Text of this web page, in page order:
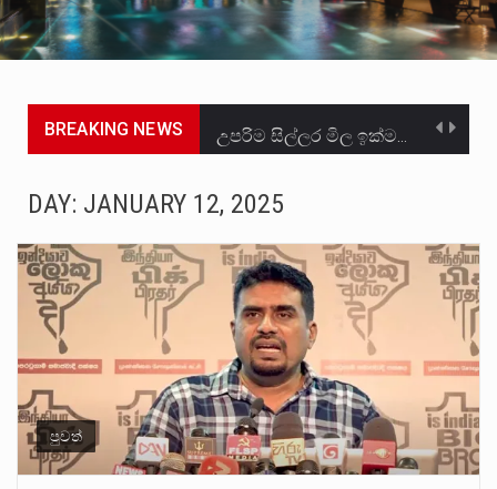
BREAKING NEWS
මේ, දන්නා හඳුනන ලියන්නකුගේ නන්නාඳුනන අඩවියක සැරිසරා ලද ආස්වාදනීය මොහොතක සිංහාවලෝකනයකි .කෙටි කවියක දිගු බර…
උපරිමාධිකරණ විනිශ්චයකාරවරුන්ගේ හා ඉන් පහළ විනිශ්චයකාරවරුන්ගේ විශ්‍රාම වයස දීර්ඝ කිරීම සඳහා සකස් කර ඇති විසිදෙවන…
DAY: JANUARY 12, 2025
පුවත්